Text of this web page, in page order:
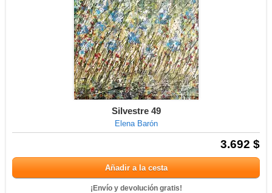
Silvestre 49
Elena Barón
3.692 $
Añadir a la cesta
¡Envío y devolución gratis!